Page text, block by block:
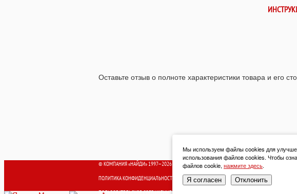
Оставьте отзыв о полноте характеристики товара и его
© КОМПАНИЯ «НАЙДИ» 1997—2026
ПОЛИТИКА КОНФИДЕНЦИАЛЬНОСТИ
ПОЛЬЗОВАТЕЛЬСКОЕ СОГЛАШЕНИЕ
Мы используем файлы cookies для
использования файлов cookies. Чтобы
файлов cookie, нажмите здесь.
Я согласен Отклонить